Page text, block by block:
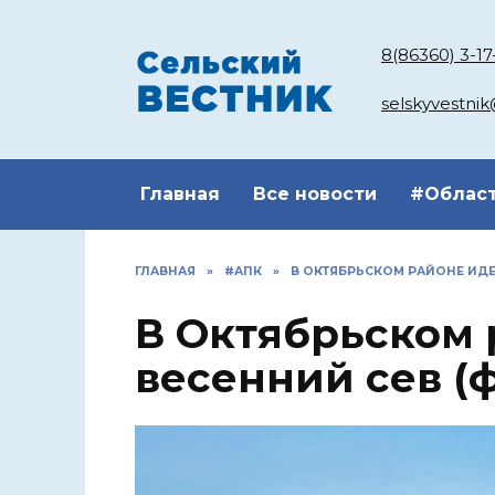
8(86360) 3-
Главная Все новости
ГЛАВНАЯ » #АПК » В ОКТЯБРЬСКОМ РАЙОНЕ
В Октябрьском
весенний сев